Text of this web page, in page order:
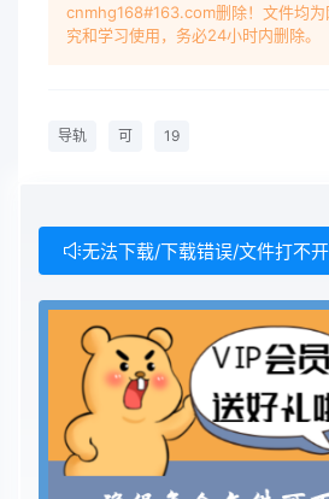
cnmhg168#163.com删除！文件均为
究和学习使用，务必24小时内删除。
导轨 可 19
无法下载/下载错误/文件打不